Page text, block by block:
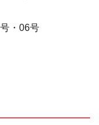
・06号